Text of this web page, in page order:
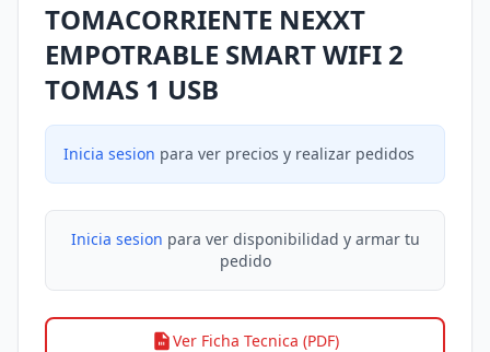
TOMACORRIENTE NEXXT
EMPOTRABLE SMART WIFI 2
TOMAS 1 USB
Inicia sesion para ver precios y realizar pedidos
Inicia sesion para ver disponibilidad y armar tu
pedido
Ver Ficha Tecnica (PDF)